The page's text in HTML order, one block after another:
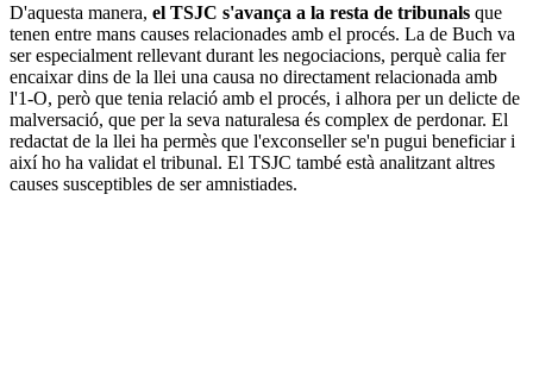
D'aquesta manera, el TSJC s'avança a la resta de tribunals que
tenen entre mans causes relacionades amb el procés. La de Buch va
ser especialment rellevant durant les negociacions, perquè calia fer
encaixar dins de la llei una causa no directament relacionada amb
l'1-O, però que tenia relació amb el procés, i alhora per un delicte de
malversació, que per la seva naturalesa és complex de perdonar. El
redactat de la llei ha permès que l'exconseller se'n pugui beneficiar i
així ho ha validat el tribunal. El TSJC també està analitzant altres
causes susceptibles de ser amnistiades.